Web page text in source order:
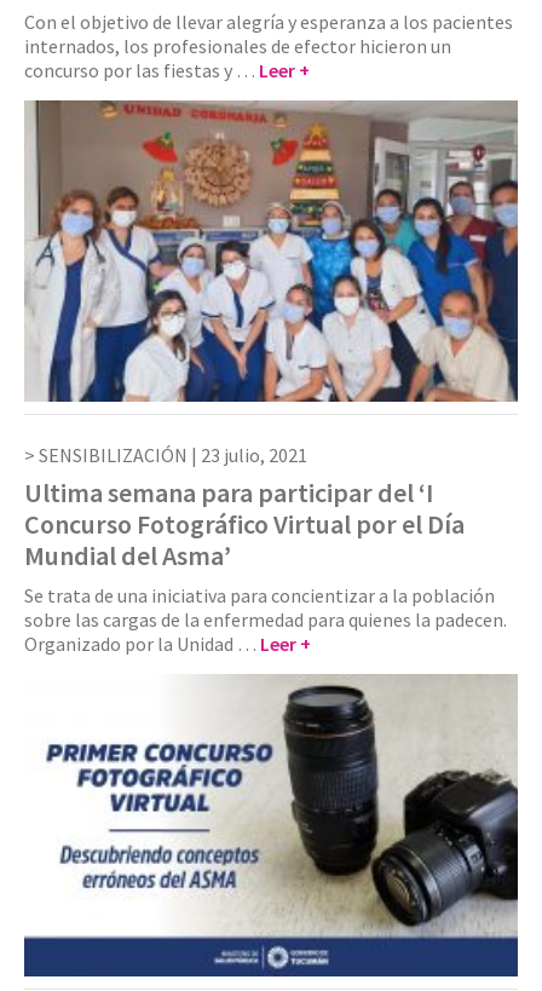
Con el objetivo de llevar alegría y esperanza a los pacientes
internados, los profesionales de efector hicieron un
concurso por las fiestas y … Leer +
SENSIBILIZACIÓN | 23 julio, 2021
Ultima semana para participar del ‘I
Concurso Fotográfico Virtual por el Día
Mundial del Asma’
Se trata de una iniciativa para concientizar a la población
sobre las cargas de la enfermedad para quienes la padecen.
Organizado por la Unidad … Leer +